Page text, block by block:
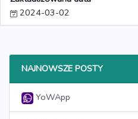
2024-03-02
NAJNOWSZE POSTY
YoWApp